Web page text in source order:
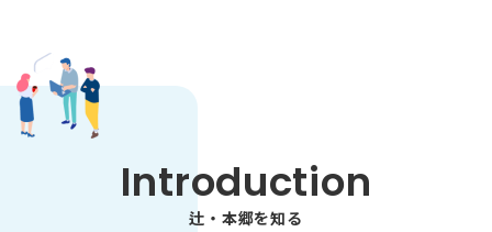
Introduction
辻・本郷を知る